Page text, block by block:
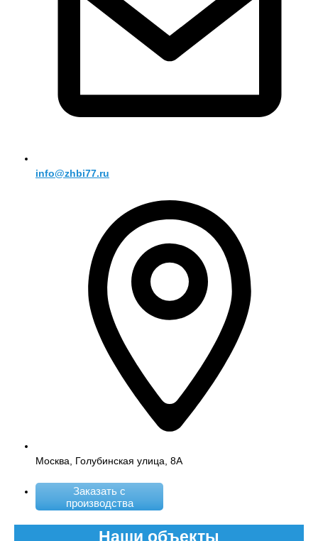
info@zhbi77.ru
Москва, Голубинская улица, 8А
Заказать с
производства
Наши объекты